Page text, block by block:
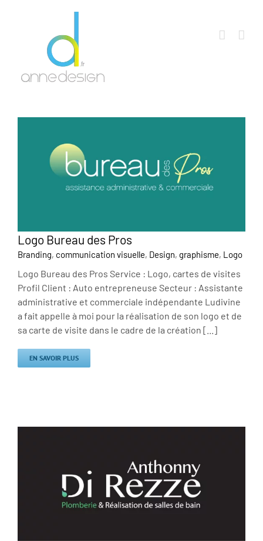
Logo Bureau des Pros
Branding, communication visuelle, Design, graphisme, Logo
Logo Bureau des Pros Service : Logo, cartes de visites
Profil Client : Auto entrepreneuse Secteur : Assistante
administrative et commerciale indépendante Ludivine
a fait appelle à moi pour la réalisation de son logo et de
sa carte de visite dans le cadre de la création [...]
EN SAVOIR PLUS